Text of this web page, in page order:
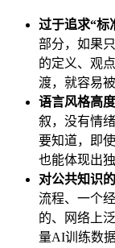
过于追求“标
部分，如果
的定义、观
渡，就容易
语言风格高
叙，没有情
要知道，即
也能体现出独
对公共知识
流程、一个
的、网络上
量AI训练数